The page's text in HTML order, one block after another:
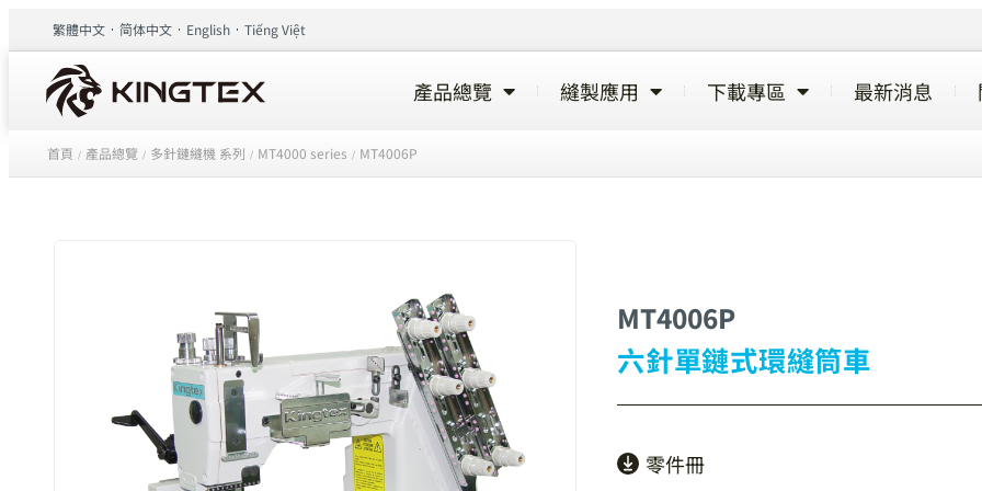
繁體中文 简体中文 English Tiếng Việt
產品總覽 縫製應用 下載專區 最新消息
首頁 / 產品總覽 / 多針鏈縫機 系列 / MT4000 series / MT4006P
MT4006P
六針單鏈式環縫筒車
零件冊